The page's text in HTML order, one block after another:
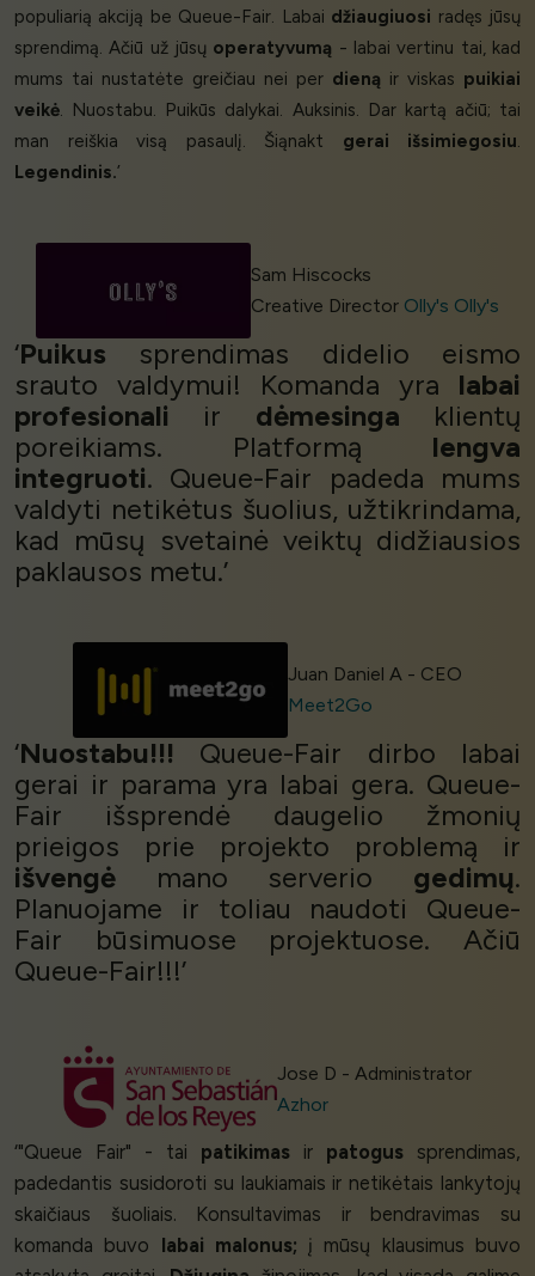
populiarią akciją be Queue-Fair. Labai džiaugiuosi radęs jūsų
sprendimą. Ačiū už jūsų operatyvumą - labai vertinu tai, kad
mums tai nustatėte greičiau nei per dieną ir viskas puikiai
veikė. Nuostabu. Puikūs dalykai. Auksinis. Dar kartą ačiū; tai
man reiškia visą pasaulį. Šiąnakt gerai išsimiegosiu.
Legendinis.’
Sam Hiscocks
Creative Director Olly's Olly's
‘Puikus sprendimas didelio eismo
srauto valdymui! Komanda yra labai
profesionali ir dėmesinga klientų
poreikiams. Platformą lengva
integruoti. Queue-Fair padeda mums
valdyti netikėtus šuolius, užtikrindama,
kad mūsų svetainė veiktų didžiausios
paklausos metu.’
Juan Daniel A - CEO
Meet2Go
‘Nuostabu!!! Queue-Fair dirbo labai
gerai ir parama yra labai gera. Queue-
Fair išsprendė daugelio žmonių
prieigos prie projekto problemą ir
išvengė mano serverio gedimų.
Planuojame ir toliau naudoti Queue-
Fair būsimuose projektuose. Ačiū
Queue-Fair!!!’
Jose D - Administrator
Azhor
‘"Queue Fair" - tai patikimas ir patogus sprendimas,
padedantis susidoroti su laukiamais ir netikėtais lankytojų
skaičiaus šuoliais. Konsultavimas ir bendravimas su
komanda buvo labai malonus; į mūsų klausimus buvo